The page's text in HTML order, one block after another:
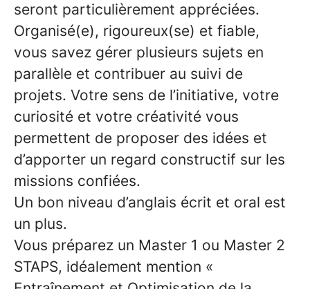
seront particulièrement appréciées.
Organisé(e), rigoureux(se) et fiable,
vous savez gérer plusieurs sujets en
parallèle et contribuer au suivi de
projets. Votre sens de l’initiative, votre
curiosité et votre créativité vous
permettent de proposer des idées et
d’apporter un regard constructif sur les
missions confiées.
Un bon niveau d’anglais écrit et oral est
un plus.
Vous préparez un Master 1 ou Master 2
STAPS, idéalement mention «